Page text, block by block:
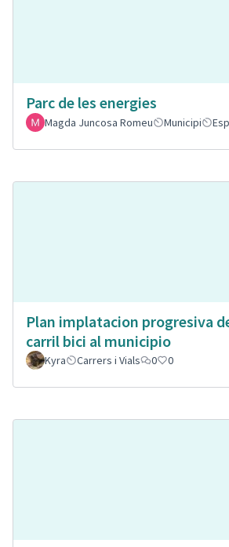
Parc de les energies
Magda Juncosa Romeu
Municipi
Plan implatacion progresiva
carril bici al municipio
Kyra Carrers i Vials 0 0